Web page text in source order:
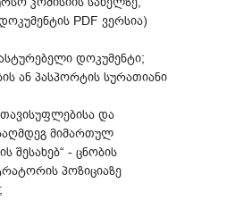
PDF ვერსია)
დოკუმენტი;
ან პასპორტის სურათიანი
და
მიმართულ
შესახებ“ - ცნობის
პოზიციაზე